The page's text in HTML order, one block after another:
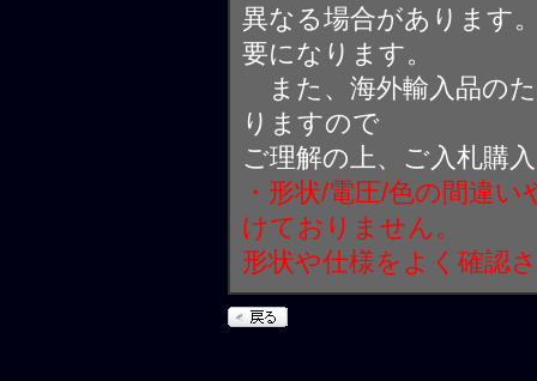
異なる場合があります
要になります。
また、海外輸入品の
りますので
ご理解の上、ご入札購
・形状/電圧/色の間違
けておりません。
形状や仕様をよく確認